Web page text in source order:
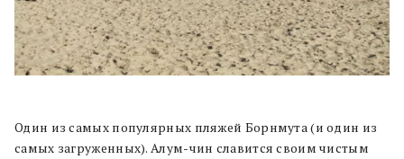
Один из самых популярных пляжей Борнмута (и один из
самых загруженных). Алум-чин славится своим чистым